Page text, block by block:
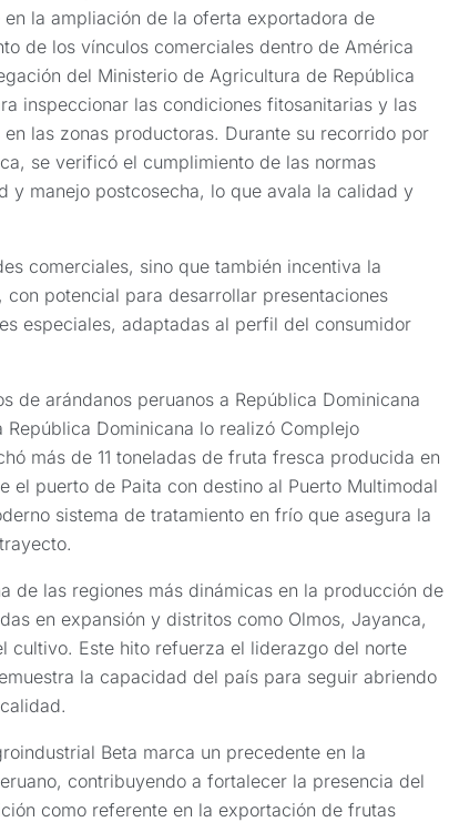
la ampliación de la oferta exportadora de
de los vínculos comerciales dentro de América
del Ministerio de Agricultura de República
inspeccionar las condiciones fitosanitarias y las
las zonas productoras. Durante su recorrido por
se verificó el cumplimiento de las normas
y manejo postcosecha, lo que avala la calidad y
comerciales, sino que también incentiva la
potencial para desarrollar presentaciones
especiales, adaptadas al perfil del consumidor
de arándanos peruanos a República Dominicana
Dominicana lo realizó Complejo
más de 11 toneladas de fruta fresca producida en
el puerto de Paita con destino al Puerto Multimodal
sistema de tratamiento en frío que asegura la
de las regiones más dinámicas en la producción de
en expansión y distritos como Olmos, Jayanca,
cultivo. Este hito refuerza el liderazgo del norte
la capacidad del país para seguir abriendo
Beta marca un precedente en la
contribuyendo a fortalecer la presencia del
como referente en la exportación de frutas